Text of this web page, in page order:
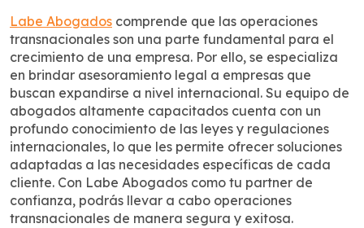
Labe Abogados comprende que las operaciones
transnacionales son una parte fundamental para el
crecimiento de una empresa. Por ello, se especializa
en brindar asesoramiento legal a empresas que
buscan expandirse a nivel internacional. Su equipo de
abogados altamente capacitados cuenta con un
profundo conocimiento de las leyes y regulaciones
internacionales, lo que les permite ofrecer soluciones
adaptadas a las necesidades específicas de cada
cliente. Con Labe Abogados como tu partner de
confianza, podrás llevar a cabo operaciones
transnacionales de manera segura y exitosa.